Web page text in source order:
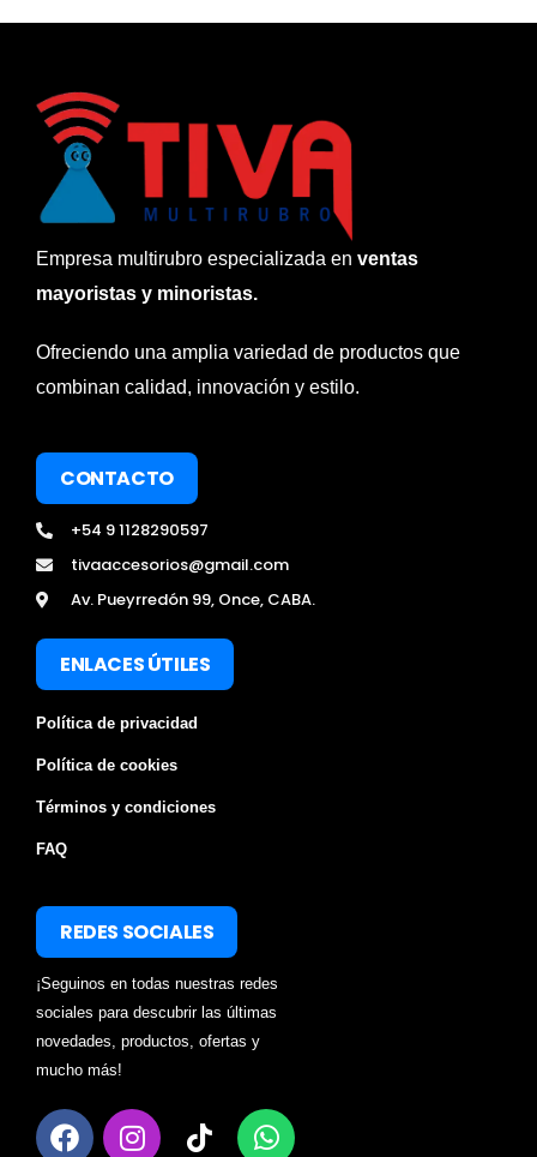
Empresa multirubro especializada en ventas
mayoristas y minoristas.
Ofreciendo una amplia variedad de productos que
combinan calidad, innovación y estilo.
CONTACTO
+54 9 1128290597
tivaaccesorios@gmail.com
Av. Pueyrredón 99, Once, CABA.
ENLACES ÚTILES
Política de privacidad
Política de cookies
Términos y condiciones
FAQ
REDES SOCIALES
¡Seguinos en todas nuestras redes
sociales para descubrir las últimas
novedades, productos, ofertas y
mucho más!